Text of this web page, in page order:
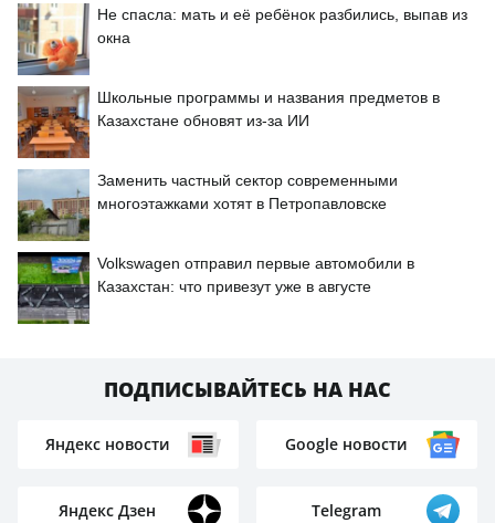
Не спасла: мать и её ребёнок разбились, выпав из
окна
Школьные программы и названия предметов в
Казахстане обновят из-за ИИ
Заменить частный сектор современными
многоэтажками хотят в Петропавловске
Volkswagen отправил первые автомобили в
Казахстан: что привезут уже в августе
ПОДПИСЫВАЙТЕСЬ НА НАС
Яндекс новости Google новости
Яндекс Дзен Telegram